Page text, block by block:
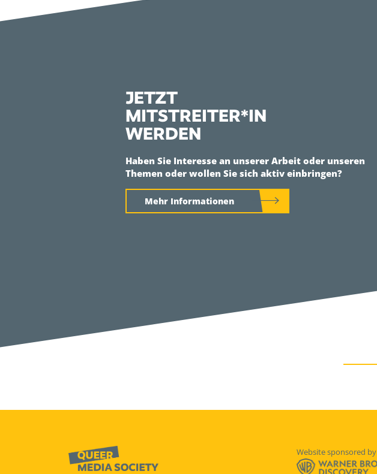
JETZT
MITSTREITER*IN
WERDEN
Haben Sie Interesse an unserer Arbeit oder unseren
Themen oder wollen Sie sich aktiv einbringen?
Mehr Informationen
Website sponsored by